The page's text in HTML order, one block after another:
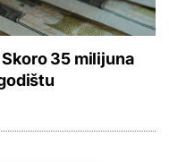
35 milijuna